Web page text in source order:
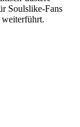
Soulslike-Fans